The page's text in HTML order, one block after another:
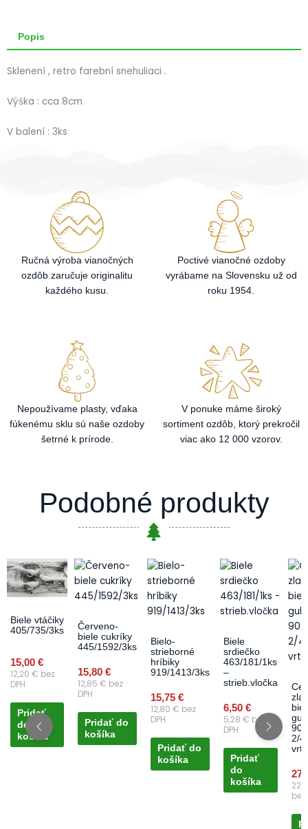
Popis
Sklenení , retro farební snehuliaci .
Výška : cca 8cm
V balení : 3ks
Ručná výroba vianočných
ozdôb zaručuje originalitu
každého kusu.
Poctivé vianočné ozdoby
vyrábame na Slovensku už od
roku 1954.
Nepoužívame plasty, vďaka
fúkenému sklu sú naše ozdoby
šetrné k prírode.
V ponuke máme široký
sortiment ozdôb, ktorý prekročil
viac ako 12 000 vzorov.
Podobné produkty
Biele vtáčiky
405/735/3ks
15,00 €
12,20 € bez
DPH
Pridať
do
košíka
Červeno-
biele cukríky
445/1592/3ks
15,80 €
12,85 € bez
DPH
Pridať do
košíka
Bielo-
strieborné
hríbiky
919/1413/3ks
15,75 €
12,80 € bez
DPH
Pridať do
košíka
Biele
srdiečko
463/181/1ks
–
strieb.vločka
6,50 €
5,28 € bez
DPH
Pridať
do
košíka
2/
bez